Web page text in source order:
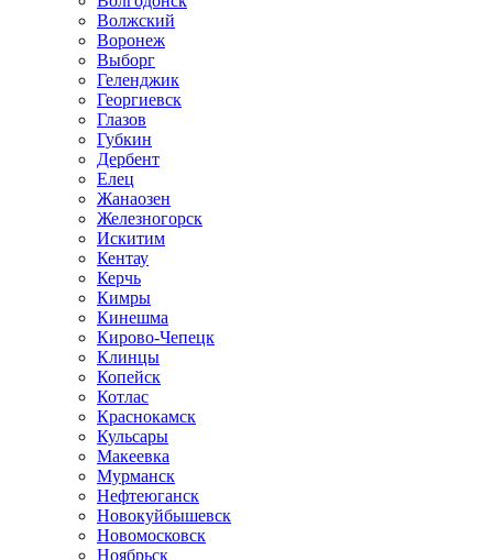
Волжский
Воронеж
Выборг
Геленджик
Георгиевск
Глазов
Губкин
Дербент
Елец
Жанаозен
Железногорск
Искитим
Кентау
Керчь
Кимры
Кинешма
Кирово-Чепецк
Клинцы
Копейск
Котлас
Краснокамск
Кульсары
Макеевка
Мурманск
Нефтеюганск
Новокуйбышевск
Новомосковск
Ноябрьск